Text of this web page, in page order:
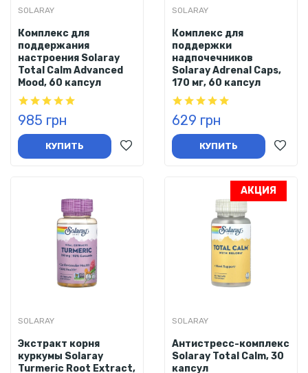
SOLARAY
Комплекс для
поддержания
настроения Solaray
Total Calm Advanced
Mood, 60 капсул
985 грн
КУПИТЬ
SOLARAY
Комплекс для
поддержки
надпочечников
Solaray Adrenal Caps,
170 мг, 60 капсул
629 грн
КУПИТЬ
SOLARAY
Экстракт корня
куркумы Solaray
Turmeric Root Extract,
АКЦИЯ
SOLARAY
Антистресс-комплекс
Solaray Total Calm, 30
капсул